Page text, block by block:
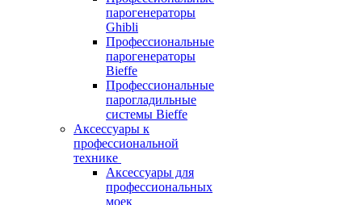
парогенераторы
Ghibli
Профессиональные
парогенераторы
Bieffe
Профессиональные
парогладильные
системы Bieffe
Аксессуары к
профессиональной
технике
Аксессуары для
профессиональных
моек